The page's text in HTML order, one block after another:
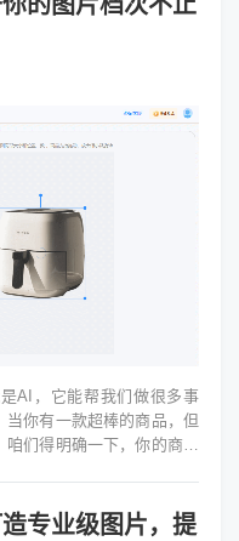
AI，它能帮我们做很多事
当你有一款超棒的商品，但
们得明确一下，你的商品
专业级图片，提